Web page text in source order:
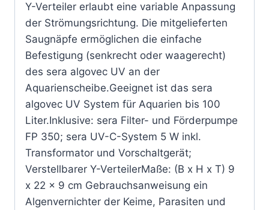
Y-Verteiler erlaubt eine variable Anpassung
der Strömungsrichtung. Die mitgelieferten
Saugnäpfe ermöglichen die einfache
Befestigung (senkrecht oder waagerecht)
des sera algovec UV an der
Aquarienscheibe.Geeignet ist das sera
algovec UV System für Aquarien bis 100
Liter.Inklusive: sera Filter- und Förderpumpe
FP 350; sera UV-C-System 5 W inkl.
Transformator und Vorschaltgerät;
Verstellbarer Y-VerteilerMaße: (B x H x T) 9
x 22 x 9 cm Gebrauchsanweisung ein
Algenvernichter der Keime, Parasiten und